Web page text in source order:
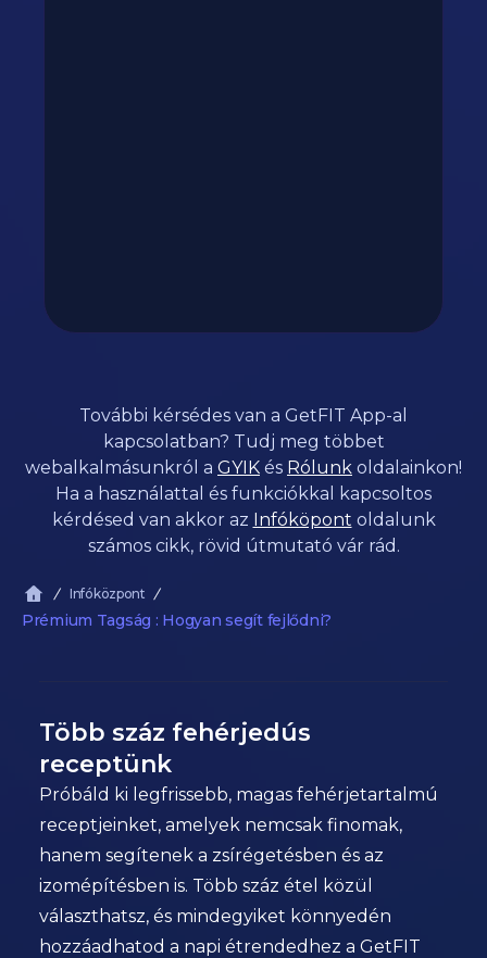
További kérsédes van a GetFIT App-al
kapcsolatban? Tudj meg többet
webalkalmásunkról a GYIK és Rólunk oldalainkon!
Ha a használattal és funkciókkal kapcsoltos
kérdésed van akkor az Infóköpont oldalunk
számos cikk, rövid útmutató vár rád.
Infóközpont
Prémium Tagság : Hogyan segít fejlődni?
Több száz fehérjedús
receptünk
Próbáld ki legfrissebb, magas fehérjetartalmú
receptjeinket, amelyek nemcsak finomak,
hanem segítenek a zsírégetésben és az
izomépítésben is. Több száz étel közül
választhatsz, és mindegyiket könnyedén
hozzáadhatod a napi étrendedhez a GetFIT